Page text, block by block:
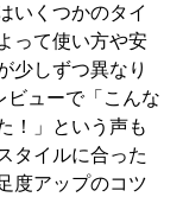
いくつかのタイ
って使い方や安
少しずつ異なり
ビューで「こんな
！」という声も
タイルに合った
度アップのコツ